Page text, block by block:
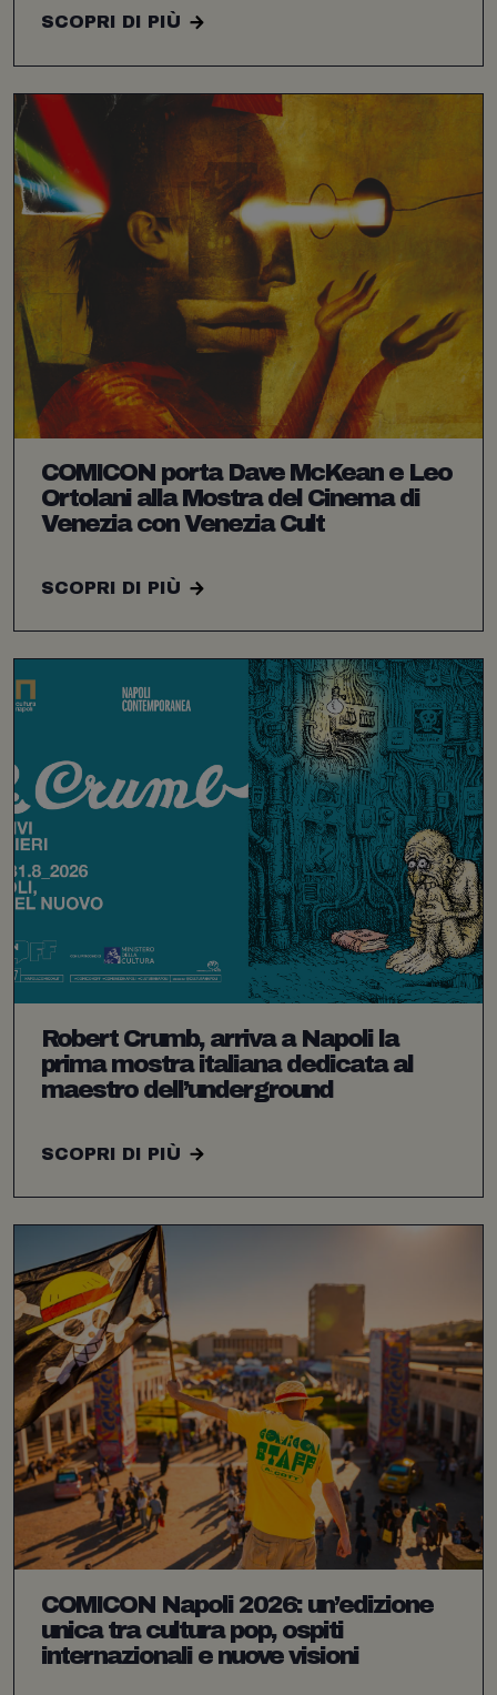
SCOPRI DI PIÙ
COMICON porta Dave McKean e Leo
Ortolani alla Mostra del Cinema di
Venezia con Venezia Cult
SCOPRI DI PIÙ
Robert Crumb, arriva a Napoli la
prima mostra italiana dedicata al
maestro dell’underground
SCOPRI DI PIÙ
COMICON Napoli 2026: un’edizione
unica tra cultura pop, ospiti
internazionali e nuove visioni